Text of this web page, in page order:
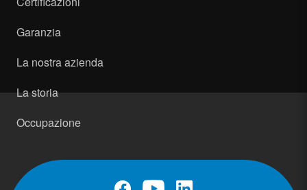
Garanzia
La nostra azienda
La storia
Occupazione